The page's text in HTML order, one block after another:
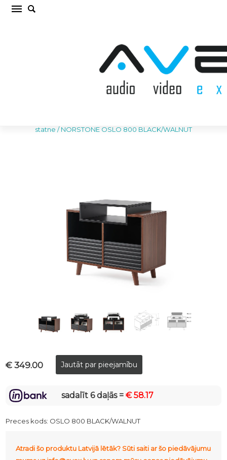
NORSTONE OSLO 800 BLACK/WALNUT
statne /NORSTONE OSLO 800 BLACK/WALNUT
€ 349.00
sadalīt 6 daļās =€ 58.17
Preces kods: OSLO 800 BLACK/WALNUT
Atradi šo produktu Latvijā lētāk? Sūti saiti ar šo piedāvājumu